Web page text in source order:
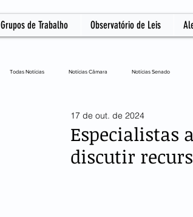
Grupos de Trabalho Observatório de Leis
Todas Notícias Notícias Câmara Notícias Senado
Artigo NOTA OFICIAL
Especialistas
discutir
17 de out. de 2024